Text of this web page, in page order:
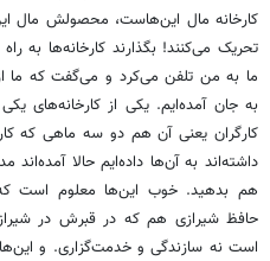
کارخانه مال این‌هاست،‌ محصولش مال
تحریک می‌کنند! بگذارند کارخانه‌ها به راه
ما به من تلفن می‌کرد و می‌گفت که ما
به جان آمده‌ایم. یکی از کارخانه‌های
کارگران یعنی آن هم دو سه ماهی که
داشته‌اند به آن‌ها داده‌ایم حالا
هم بدهید. خوب این‌ها معلوم است
حافظ شیرازی هم که در قبرش در
است نه سازندگی و خدمت‌گزاری. و